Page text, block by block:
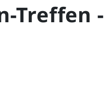
Treffen -